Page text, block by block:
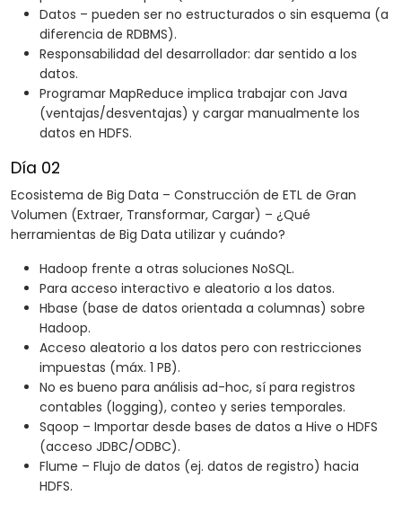
Datos – pueden ser no estructurados o sin esquema (a
diferencia de RDBMS).
Responsabilidad del desarrollador: dar sentido a los
datos.
Programar MapReduce implica trabajar con Java
(ventajas/desventajas) y cargar manualmente los
datos en HDFS.
Día 02
Ecosistema de Big Data – Construcción de ETL de Gran
Volumen (Extraer, Transformar, Cargar) – ¿Qué
herramientas de Big Data utilizar y cuándo?
Hadoop frente a otras soluciones NoSQL.
Para acceso interactivo e aleatorio a los datos.
Hbase (base de datos orientada a columnas) sobre
Hadoop.
Acceso aleatorio a los datos pero con restricciones
impuestas (máx. 1 PB).
No es bueno para análisis ad-hoc, sí para registros
contables (logging), conteo y series temporales.
Sqoop – Importar desde bases de datos a Hive o HDFS
(acceso JDBC/ODBC).
Flume – Flujo de datos (ej. datos de registro) hacia
HDFS.